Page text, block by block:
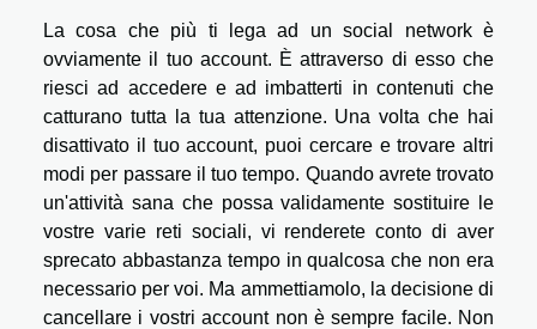
La cosa che più ti lega ad un social network è
ovviamente il tuo account. È attraverso di esso che
riesci ad accedere e ad imbatterti in contenuti che
catturano tutta la tua attenzione. Una volta che hai
disattivato il tuo account, puoi cercare e trovare altri
modi per passare il tuo tempo. Quando avrete trovato
un'attività sana che possa validamente sostituire le
vostre varie reti sociali, vi renderete conto di aver
sprecato abbastanza tempo in qualcosa che non era
necessario per voi. Ma ammettiamolo, la decisione di
cancellare i vostri account non è sempre facile. Non